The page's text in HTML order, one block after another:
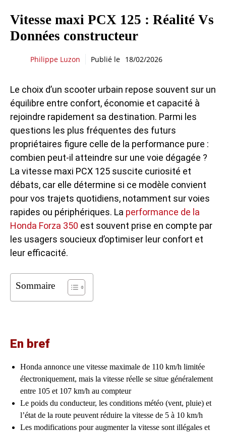
Vitesse maxi PCX 125 : Réalité Vs
Données constructeur
Philippe Luzon Publié le 18/02/2026
Le choix d’un scooter urbain repose souvent sur un
équilibre entre confort, économie et capacité à
rejoindre rapidement sa destination. Parmi les
questions les plus fréquentes des futurs
propriétaires figure celle de la performance pure :
combien peut-il atteindre sur une voie dégagée ?
La vitesse maxi PCX 125 suscite curiosité et
débats, car elle détermine si ce modèle convient
pour vos trajets quotidiens, notamment sur voies
rapides ou périphériques. La performance de la
Honda Forza 350 est souvent prise en compte par
les usagers soucieux d’optimiser leur confort et
leur efficacité.
Sommaire
En bref
Honda annonce une vitesse maximale de 110 km/h limitée
électroniquement, mais la vitesse réelle se situe généralement
entre 105 et 107 km/h au compteur
Le poids du conducteur, les conditions météo (vent, pluie) et
l’état de la route peuvent réduire la vitesse de 5 à 10 km/h
Les modifications pour augmenter la vitesse sont illégales et